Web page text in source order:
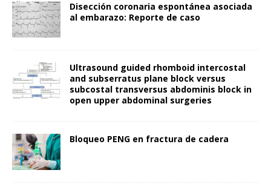
Disección coronaria espontánea asociada
al embarazo: Reporte de caso
Ultrasound guided rhomboid intercostal
and subserratus plane block versus
subcostal transversus abdominis block in
open upper abdominal surgeries
Bloqueo PENG en fractura de cadera